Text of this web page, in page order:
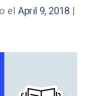
el April 9, 2018 |